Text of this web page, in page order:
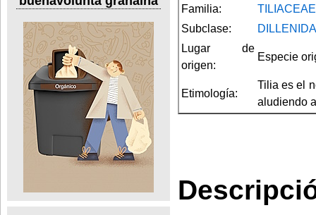
Familia:
TILIACEAE
Subclase:
Lugar de
origen:
Especie
Etimología:
Tilia es el
aludiendo